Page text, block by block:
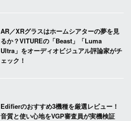
AR／XRグラスはホームシアターの夢を見
るか？VITUREの「Beast」「Luma
Ultra」をオーディオビジュアル評論家がチ
ェック！
Edifierのおすすめ3機種を厳選レビュー！
音質と使い心地をVGP審査員が実機検証